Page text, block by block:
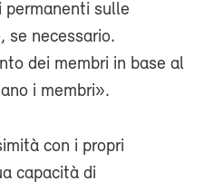
permanenti sulle
se necessario.
dei membri in base al
i membri».
con i propri
capacità di